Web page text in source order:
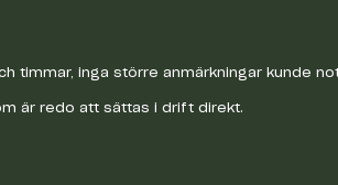
timmar, inga större anmärkningar kunde
är redo att sättas i drift direkt.